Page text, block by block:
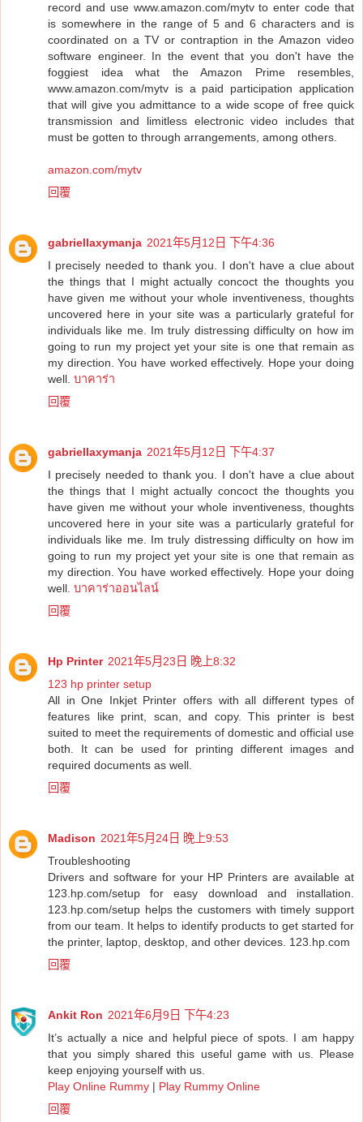
record and use www.amazon.com/mytv to enter code that
is somewhere in the range of 5 and 6 characters and is
coordinated on a TV or contraption in the Amazon video
software engineer. In the event that you don't have the
foggiest idea what the Amazon Prime resembles,
www.amazon.com/mytv is a paid participation application
that will give you admittance to a wide scope of free quick
transmission and limitless electronic video includes that
must be gotten to through arrangements, among others.
amazon.com/mytv
回覆
gabriellaxymanja 2021年5月12日 下午4:36
I precisely needed to thank you. I don't have a clue about
the things that I might actually concoct the thoughts you
have given me without your whole inventiveness, thoughts
uncovered here in your site was a particularly grateful for
individuals like me. Im truly distressing difficulty on how im
going to run my project yet your site is one that remain as
my direction. You have worked effectively. Hope your doing
well. บาคาร่า
回覆
gabriellaxymanja 2021年5月12日 下午4:37
I precisely needed to thank you. I don't have a clue about
the things that I might actually concoct the thoughts you
have given me without your whole inventiveness, thoughts
uncovered here in your site was a particularly grateful for
individuals like me. Im truly distressing difficulty on how im
going to run my project yet your site is one that remain as
my direction. You have worked effectively. Hope your doing
well. บาคาร่าออนไลน์
回覆
Hp Printer 2021年5月23日 晚上8:32
123 hp printer setup
All in One Inkjet Printer offers with all different types of
features like print, scan, and copy. This printer is best
suited to meet the requirements of domestic and official use
both. It can be used for printing different images and
required documents as well.
回覆
Madison 2021年5月24日 晚上9:53
Troubleshooting
Drivers and software for your HP Printers are available at
123.hp.com/setup for easy download and installation.
123.hp.com/setup helps the customers with timely support
from our team. It helps to identify products to get started for
the printer, laptop, desktop, and other devices. 123.hp.com
回覆
Ankit Ron 2021年6月9日 下午4:23
It’s actually a nice and helpful piece of spots. I am happy
that you simply shared this useful game with us. Please
keep enjoying yourself with us.
Play Online Rummy | Play Rummy Online
回覆